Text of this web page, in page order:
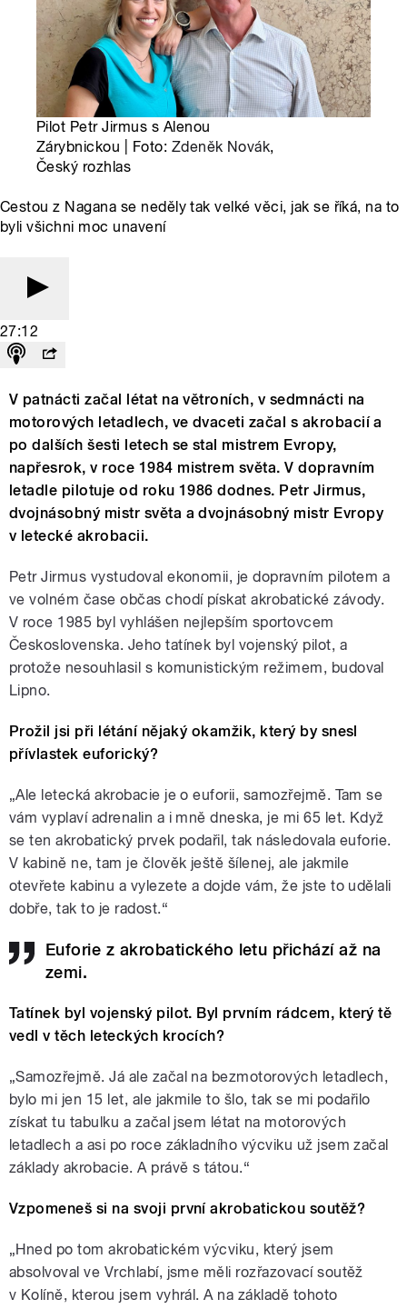
Pilot Petr Jirmus s Alenou
Zárybnickou | Foto: Zdeněk Novák,
Český rozhlas
Cestou z Nagana se neděly tak velké věci, jak se říká, na to
byli všichni moc unavení
27:12
V patnácti začal létat na větroních, v sedmnácti na
motorových letadlech, ve dvaceti začal s akrobacií a
po dalších šesti letech se stal mistrem Evropy,
napřesrok, v roce 1984 mistrem světa. V dopravním
letadle pilotuje od roku 1986 dodnes. Petr Jirmus,
dvojnásobný mistr světa a dvojnásobný mistr Evropy
v letecké akrobacii.
Petr Jirmus vystudoval ekonomii, je dopravním pilotem a
ve volném čase občas chodí pískat akrobatické závody.
V roce 1985 byl vyhlášen nejlepším sportovcem
Československa. Jeho tatínek byl vojenský pilot, a
protože nesouhlasil s komunistickým režimem, budoval
Lipno.
Prožil jsi při létání nějaký okamžik, který by snesl
přívlastek euforický?
„Ale letecká akrobacie je o euforii, samozřejmě. Tam se
vám vyplaví adrenalin a i mně dneska, je mi 65 let. Když
se ten akrobatický prvek podařil, tak následovala euforie.
V kabině ne, tam je člověk ještě šílenej, ale jakmile
otevřete kabinu a vylezete a dojde vám, že jste to udělali
dobře, tak to je radost.“
Euforie z akrobatického letu přichází až na
zemi.
Tatínek byl vojenský pilot. Byl prvním rádcem, který tě
vedl v těch leteckých krocích?
„Samozřejmě. Já ale začal na bezmotorových letadlech,
bylo mi jen 15 let, ale jakmile to šlo, tak se mi podařilo
získat tu tabulku a začal jsem létat na motorových
letadlech a asi po roce základního výcviku už jsem začal
základy akrobacie. A právě s tátou.“
Vzpomeneš si na svoji první akrobatickou soutěž?
„Hned po tom akrobatickém výcviku, který jsem
absolvoval ve Vrchlabí, jsme měli rozřazovací soutěž
v Kolíně, kterou jsem vyhrál. A na základě tohoto